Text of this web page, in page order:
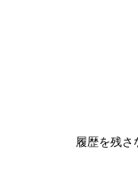
履歴を残さ